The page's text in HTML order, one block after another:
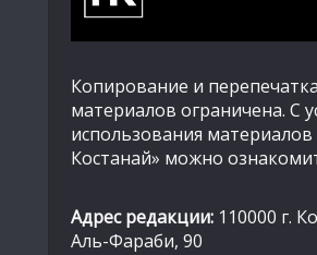
Копирование и перепечатка
материалов ограничена. С
использования
Костанай» можно
Адрес редакции: 110000 г.
Аль-Фараби, 90